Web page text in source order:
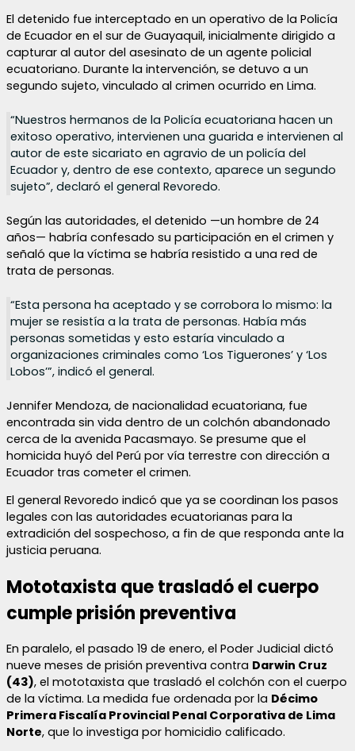
El detenido fue interceptado en un operativo de la Policía
de Ecuador en el sur de Guayaquil, inicialmente dirigido a
capturar al autor del asesinato de un agente policial
ecuatoriano. Durante la intervención, se detuvo a un
segundo sujeto, vinculado al crimen ocurrido en Lima.
“Nuestros hermanos de la Policía ecuatoriana hacen un
exitoso operativo, intervienen una guarida e intervienen al
autor de este sicariato en agravio de un policía del
Ecuador y, dentro de ese contexto, aparece un segundo
sujeto”, declaró el general Revoredo.
Según las autoridades, el detenido —un hombre de 24
años— habría confesado su participación en el crimen y
señaló que la víctima se habría resistido a una red de
trata de personas.
“Esta persona ha aceptado y se corrobora lo mismo: la
mujer se resistía a la trata de personas. Había más
personas sometidas y esto estaría vinculado a
organizaciones criminales como ‘Los Tiguerones’ y ‘Los
Lobos’”, indicó el general.
Jennifer Mendoza, de nacionalidad ecuatoriana, fue
encontrada sin vida dentro de un colchón abandonado
cerca de la avenida Pacasmayo. Se presume que el
homicida huyó del Perú por vía terrestre con dirección a
Ecuador tras cometer el crimen.
El general Revoredo indicó que ya se coordinan los pasos
legales con las autoridades ecuatorianas para la
extradición del sospechoso, a fin de que responda ante la
justicia peruana.
Mototaxista que trasladó el cuerpo
cumple prisión preventiva
En paralelo, el pasado 19 de enero, el Poder Judicial dictó
nueve meses de prisión preventiva contra Darwin Cruz
(43), el mototaxista que trasladó el colchón con el cuerpo
de la víctima. La medida fue ordenada por la Décimo
Primera Fiscalía Provincial Penal Corporativa de Lima
Norte, que lo investiga por homicidio calificado.